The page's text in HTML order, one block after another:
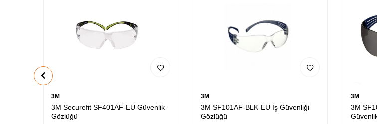
3M
3M Securefit SF401AF-EU Güvenlik
Gözlüğü
3M
3M SF101AF-BLK-EU İş Güvenliği
Gözlüğü
3M
3M